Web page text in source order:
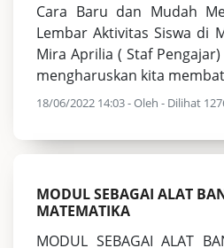
Cara Baru dan Mudah
Lembar Aktivitas Siswa di
Mira Aprilia ( Staf
mengharuskan kita
18/06/2022 14:03 - Oleh - Dilihat
MODUL SEBAGAI ALAT
MATEMATIKA
MODUL SEBAGAI ALAT